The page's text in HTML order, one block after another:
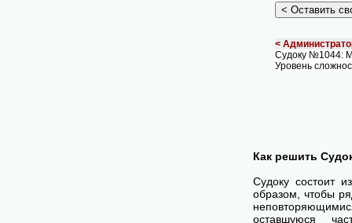
<
Судоку №1044:
Уровень
Как решить
Судоку состоит
образом, чтобы
оставшуюся